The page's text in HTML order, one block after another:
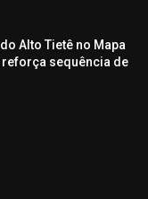
Alto Tietê no Mapa
sequência de